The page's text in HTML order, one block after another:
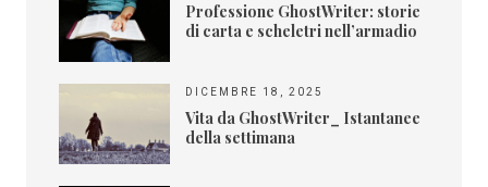
Professione GhostWriter: storie
di carta e scheletri nell’armadio
DICEMBRE 18, 2025
Vita da GhostWriter_ Istantanee
della settimana